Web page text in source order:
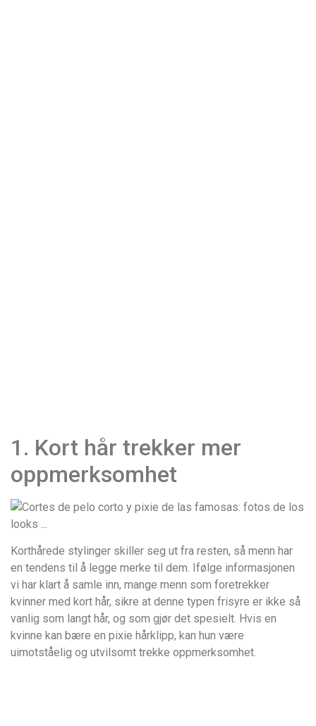
1. Kort hår trekker mer
oppmerksomhet
Korthårede stylinger skiller seg ut fra resten, så menn har
en tendens til å legge merke til dem. Ifølge informasjonen
vi har klart å samle inn, mange menn som foretrekker
kvinner med kort hår, sikre at denne typen frisyre er ikke så
vanlig som langt hår, og som gjør det spesielt. Hvis en
kvinne kan bære en pixie hårklipp, kan hun være
uimotståelig og utvilsomt trekke oppmerksomhet.